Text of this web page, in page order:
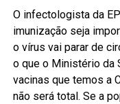
O infectologista da
imunização seja
o vírus vai parar de
o que o Ministério da
vacinas que temos a
não será total. Se a